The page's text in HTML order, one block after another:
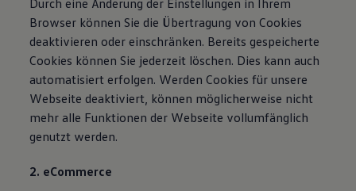
Durch eine Änderung der Einstellungen in Ihrem
Browser können Sie die Übertragung von Cookies
deaktivieren oder einschränken. Bereits gespeicherte
Cookies können Sie jederzeit löschen. Dies kann auch
automatisiert erfolgen. Werden Cookies für unsere
Webseite deaktiviert, können möglicherweise nicht
mehr alle Funktionen der Webseite vollumfänglich
genutzt werden.
2. eCommerce